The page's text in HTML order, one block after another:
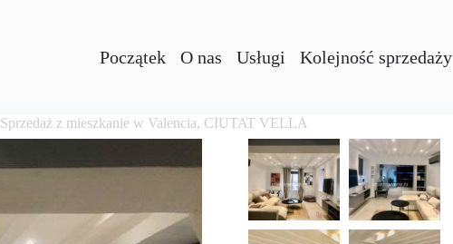
Początek O nas Usługi Kolejność sprzedaży
Sprzedaż z mieszkanie w Valencia, CIUTAT VELLA